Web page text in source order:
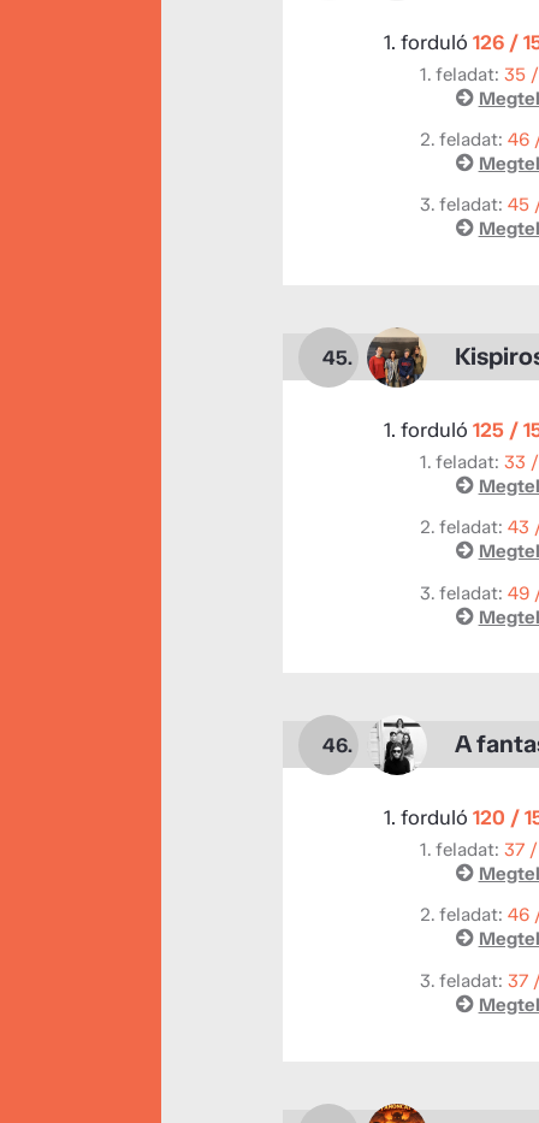
1. forduló 126 /
1. feladat: 35
2. feladat: 46
3. feladat: 45
45.
1. forduló 125 /
1. feladat: 33
2. feladat: 43
3. feladat: 49
46. A
1. forduló 120 /
1. feladat: 37
2. feladat: 46
3. feladat: 37